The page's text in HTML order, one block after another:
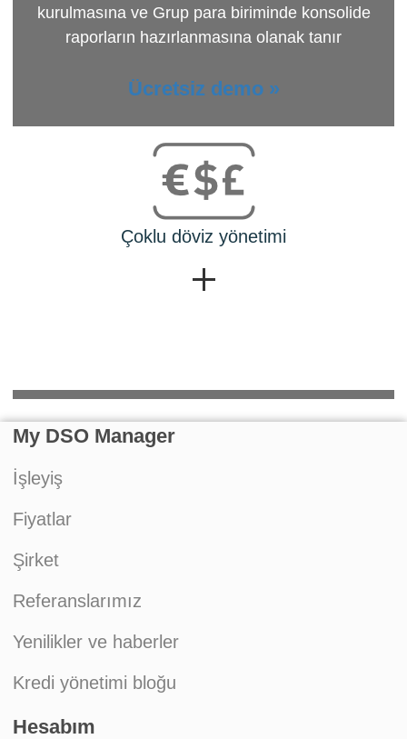
kurulmasına ve Grup para biriminde konsolide
raporların hazırlanmasına olanak tanır
Ücretsiz demo »
Çoklu döviz yönetimi
My DSO Manager
İşleyiş
Fiyatlar
Şirket
Referanslarımız
Yenilikler ve haberler
Kredi yönetimi bloğu
Hesabım